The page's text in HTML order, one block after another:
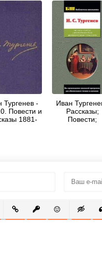
Тургенев -
Повести и
1881-
Иван
Рассказы;
Повести;
СПИСОКСПИСОК
ВСТАВИТЬ ССЫЛКУ
ВСТАВИТЬВСТАВИТЬ